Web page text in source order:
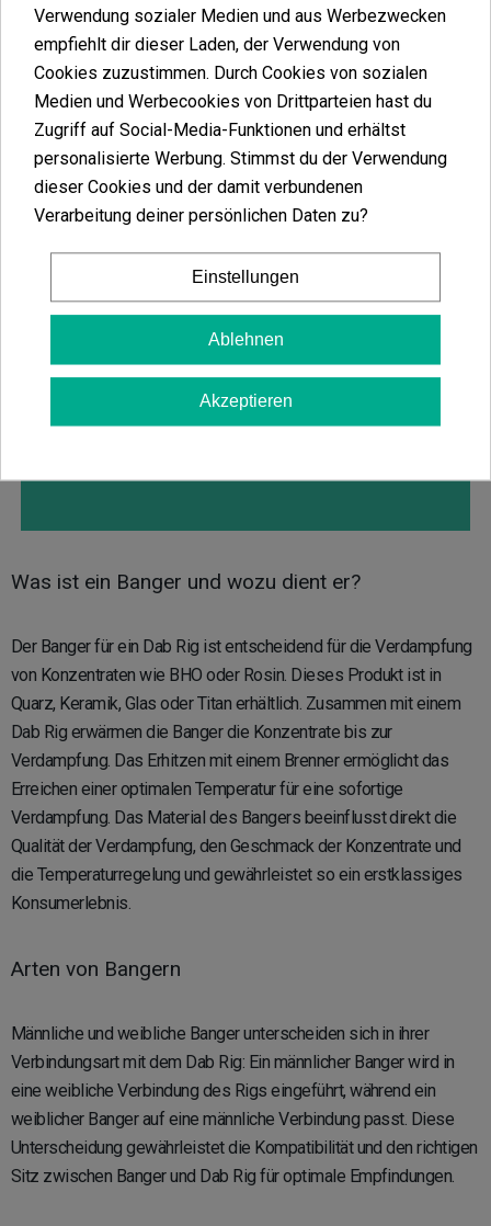
Bangers BHO zum
Dabben
Entdecken Sie unsere exklusive Auswahl der
besten Bangers für ein einzigartiges Erlebnis mit
Ihren Cannabiskonzentraten, wie BHO oder Rosin.
Diese Produkte wurden entwickelt, um Ihr Vaping-
Erlebnis zu verbessern. Unsere hochwertigen
Bangers garantieren außergewöhnliche Reinheit
und Geschmack. Egal ob Experte oder Anfänger,
unser Sortiment wird Ihre Erwartungen erfüllen.
Aus hitzebeständigen Materialien gefertigt und für
maximale Haltbarkeit konzipiert, bieten unsere
Bangers eine beispiellose Effizienz und
Welt intensiver Aromen und tiefer Düfte mit
Was ist ein Banger und wozu dient er?
Der Banger für ein Dab Rig ist entscheidend für die Verdampfung
von Konzentraten wie BHO oder Rosin. Dieses Produkt ist in
Quarz, Keramik, Glas oder Titan erhältlich. Zusammen mit einem
Dab Rig erwärmen die Banger die Konzentrate bis zur
Verdampfung. Das Erhitzen mit einem Brenner ermöglicht das
Erreichen einer optimalen Temperatur für eine sofortige
Verdampfung. Das Material des Bangers beeinflusst direkt die
Qualität der Verdampfung, den Geschmack der Konzentrate und
die Temperaturregelung und gewährleistet so ein erstklassiges
Konsumerlebnis.
Arten von Bangern
Männliche und weibliche Banger unterscheiden sich in ihrer
Verbindungsart mit dem Dab Rig: Ein männlicher Banger wird in
eine weibliche Verbindung des Rigs eingeführt, während ein
weiblicher Banger auf eine männliche Verbindung passt. Diese
Unterscheidung gewährleistet die Kompatibilität und den richtigen
Sitz zwischen Banger und Dab Rig für optimale Empfindungen.
Verwendung sozialer Medien und aus Werbezwecken
empfiehlt dir dieser Laden, der Verwendung von
Cookies zuzustimmen. Durch Cookies von sozialen
Medien und Werbecookies von Drittparteien hast du
Zugriff auf Social-Media-Funktionen und erhältst
personalisierte Werbung. Stimmst du der Verwendung
dieser Cookies und der damit verbundenen
Verarbeitung deiner persönlichen Daten zu?
Einstellungen
Ablehnen
Akzeptieren